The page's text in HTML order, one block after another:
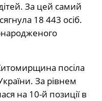
За цей самий
18 443 осіб.
посіла
За рівнем
на 10-й позиції в